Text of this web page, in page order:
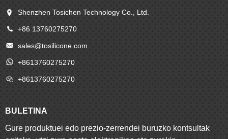
Shenzhen Tosichen Technology Co., Ltd.
+86 13760275270
sales@tosilicone.com
+8613760275270
+8613760275270
BULETINA
Gure produktuei edo prezio-zerrendei buruzko kontsultak